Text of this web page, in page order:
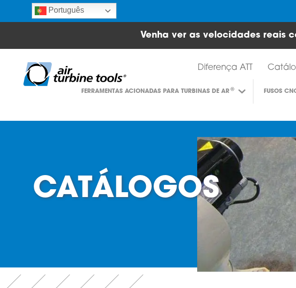
Português
Venha ver as velocidades reais
Ferramentas
Diferença ATT
FERRAMENTAS ACIONADAS PARA TURBINAS DE AR® FUSOS
CATÁLOGOS